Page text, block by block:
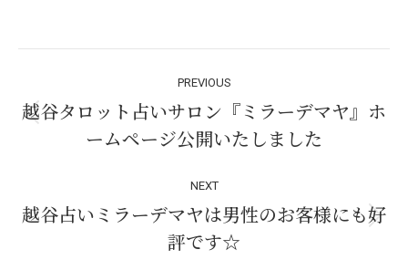
navigation
PREVIOUS
Previous
post:
越谷タロット占いサロン『ミラーデマヤ』ホ
ームページ公開いたしました
NEXT
Next
post:
越谷占いミラーデマヤは男性のお客様にも好
評です☆